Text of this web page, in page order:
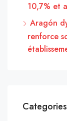
10,7% et
Aragón
renforce
Categories